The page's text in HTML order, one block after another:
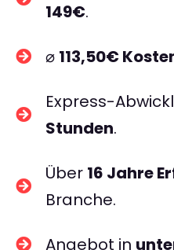
149€.
⌀ 113,50€
Express-
Stunden.
Über 16 Jahre
Branche.
Angebot in